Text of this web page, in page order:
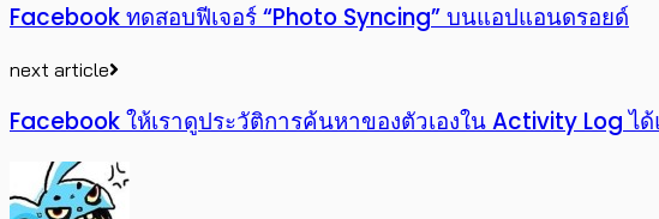
Facebook ทดสอบฟีเจอร์ “Photo Syncing” บนแอปแอนดรอยด์
next article
Facebook ให้เราดูประวัติการค้นหาของตัวเองใน Activity Log